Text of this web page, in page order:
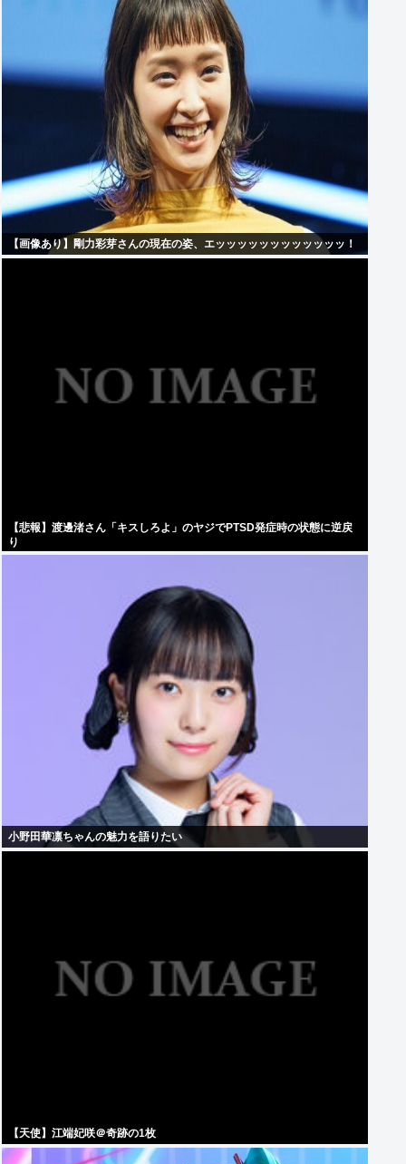
【画像あり】剛力彩芽さんの現在の姿、エッッッッッッッッッッッッ！
【悲報】渡邊渚さん「キスしろよ」のヤジでPTSD発症時の状態に逆戻
り
小野田華凛ちゃんの魅力を語りたい
【天使】江端妃咲＠奇跡の1枚